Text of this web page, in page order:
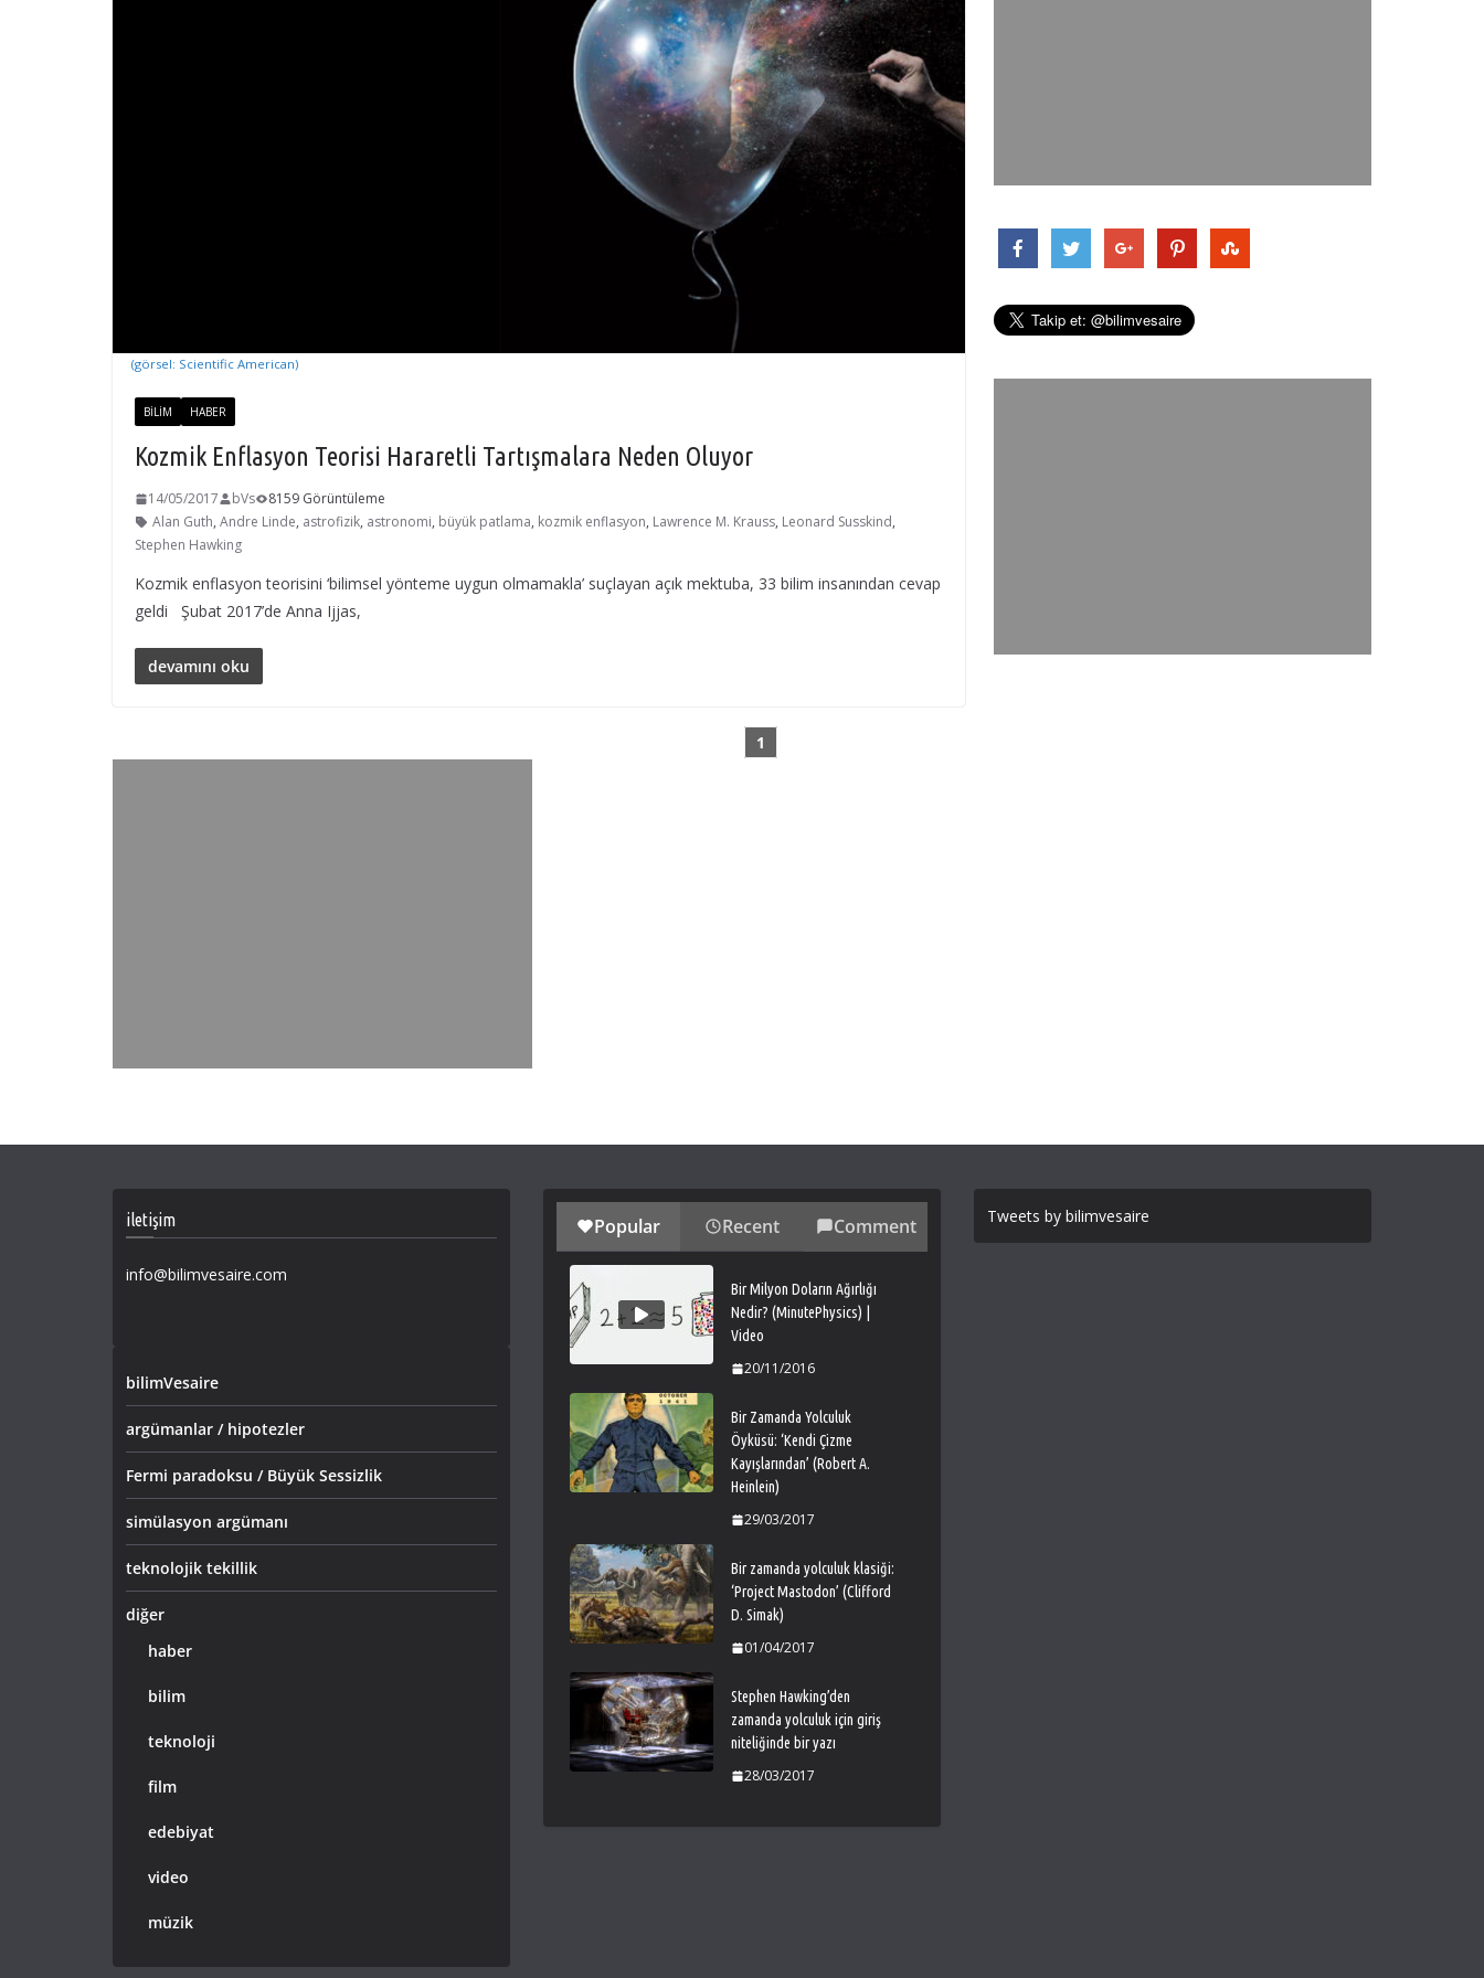
(görsel: Scientific American)
BILIM HABER
Kozmik Enflasyon Teorisi Hararetli Tartışmalara Neden Oluyor
14/05/2017 bVs
8159 Görüntüleme
Alan Guth, Andre Linde, astrofizik, astronomi, büyük patlama, kozmik enflasyon, Lawrence M. Krauss, Leonard Susskind,
Stephen Hawking
Kozmik enflasyon teorisini ‘bilimsel yönteme uygun olmamakla’ suçlayan açık mektuba, 33 bilim insanından cevap
geldi Şubat 2017’de Anna Ijjas,
devamını oku
1
iletişim
info@bilimvesaire.com
bilimVesaire
argümanlar / hipotezler
Fermi paradoksu / Büyük Sessizlik
simülasyon argümanı
teknolojik tekillik
diğer
haber
bilim
teknoloji
film
edebiyat
video
müzik
Popular Recent Comment
Bir Milyon Doların Ağırlığı
Nedir? (MinutePhysics) |
Video
20/11/2016
Bir Zamanda Yolculuk
Öyküsü: ‘Kendi Çizme
Kayışlarından’ (Robert A.
Heinlein)
29/03/2017
Bir zamanda yolculuk klasiği:
‘Project Mastodon’ (Clifford
D. Simak)
01/04/2017
Stephen Hawking’den
zamanda yolculuk için giriş
niteliğinde bir yazı
28/03/2017
Tweets by bilimvesaire